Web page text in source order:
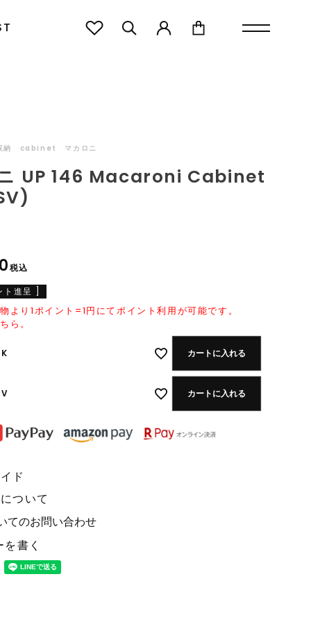
納 cabinet マカロニ
UP 146 Macaroni Cabinet
税込
ト進呈 ]
より1ポイント=1円にてポイント利用が可能です。
ら。
カートに入れる
カートに入れる
ド
ついて
てのお問い合わせ
書く